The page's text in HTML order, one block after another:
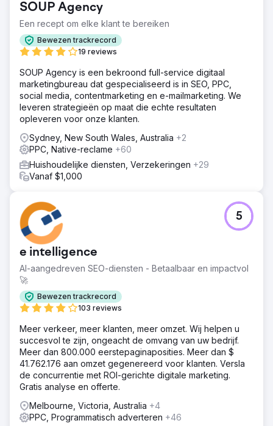
SOUP Agency
Een recept om elke klant te bereiken
Bewezen trackrecord
19 reviews
SOUP Agency is een bekroond full-service digitaal
marketingbureau dat gespecialiseerd is in SEO, PPC,
social media, contentmarketing en e-mailmarketing. We
leveren strategieën op maat die echte resultaten
opleveren voor onze klanten.
Sydney, New South Wales, Australia +2
PPC, Native-reclame +60
Huishoudelijke diensten, Verzekeringen +29
Vanaf $1,000
e intelligence
AI-aangedreven SEO-diensten - Betaalbaar en impactvol
🚀
Bewezen trackrecord
103 reviews
5
Meer verkeer, meer klanten, meer omzet. Wij helpen u
succesvol te zijn, ongeacht de omvang van uw bedrijf.
Meer dan 800.000 eerstepaginaposities. Meer dan $
41.762.176 aan omzet gegenereerd voor klanten. Versla
de concurrentie met ROI-gerichte digitale marketing.
Gratis analyse en offerte.
Melbourne, Victoria, Australia +4
PPC, Programmatisch adverteren +46